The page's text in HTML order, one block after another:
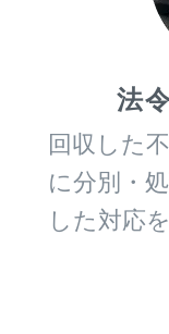
法
回収した
に分別・
した対応